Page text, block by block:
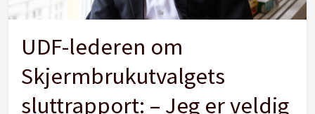
UDF-lederen om
Skjermbrukutvalgets
sluttrapport: – Jeg er veldig